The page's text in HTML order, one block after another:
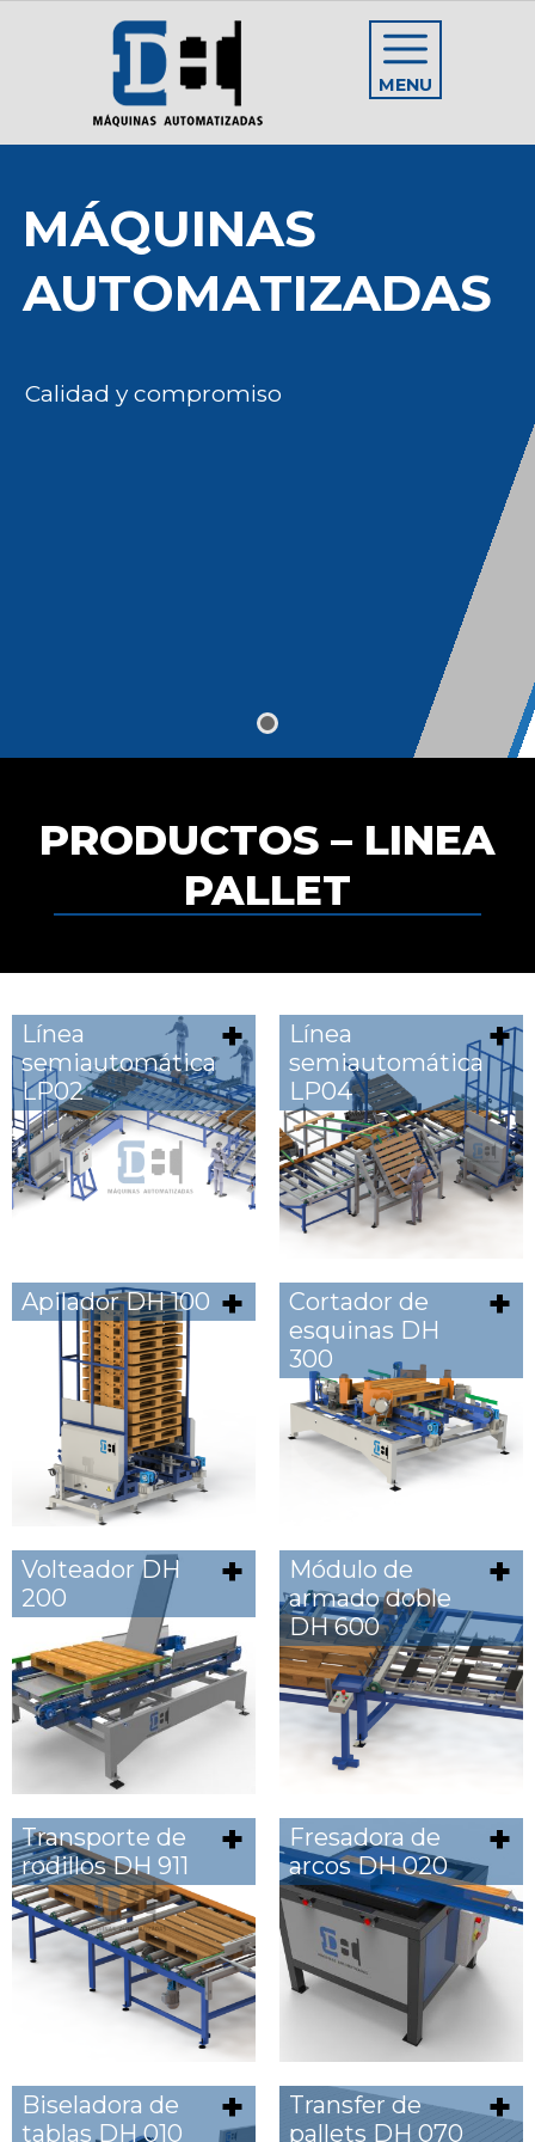
MENU
MÁQUINAS
AUTOMATIZADAS
Calidad y compromiso
PRODUCTOS – LINEA
PALLET
Línea
semiautomática
LP02
Línea
semiautomática
LP04
Apilador DH 100
Cortador de
esquinas DH
300
Volteador DH
200
Módulo de
armado doble
DH 600
Transporte de
rodillos DH 911
Fresadora de
arcos DH 020
Biseladora de
tablas DH 010
Transfer de
pallets DH 070